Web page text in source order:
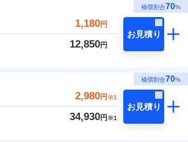
補償割合70%
1,180円
12,850円
お見積り
補償割合70%
2,980円 ※1
34,930円 ※1
お見積り